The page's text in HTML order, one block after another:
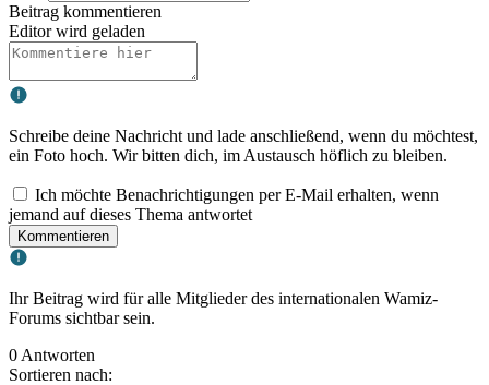
Beitrag kommentieren
Editor wird geladen
Schreibe deine Nachricht und lade anschließend, wenn du möchtest,
ein Foto hoch. Wir bitten dich, im Austausch höflich zu bleiben.
Ich möchte Benachrichtigungen per E-Mail erhalten, wenn
jemand auf dieses Thema antwortet
Kommentieren
Ihr Beitrag wird für alle Mitglieder des internationalen Wamiz-
Forums sichtbar sein.
0 Antworten
Sortieren nach: